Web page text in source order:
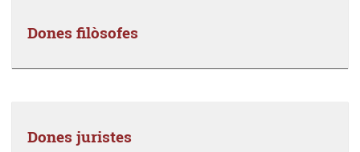
Dones filòsofes
Dones juristes